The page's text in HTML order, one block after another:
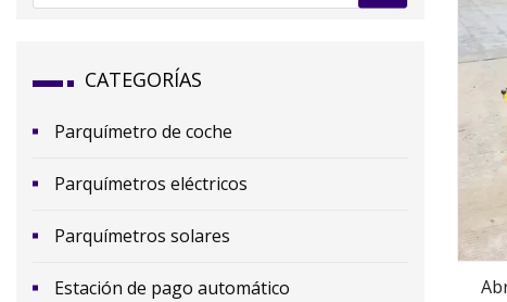
CATEGORÍAS
Parquímetro de coche
Parquímetros eléctricos
Parquímetros solares
Estación de pago automático